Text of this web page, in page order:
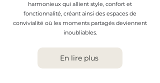
harmonieux qui allient style, confort et
fonctionnalité, créant ainsi des espaces de
convivialité où les moments partagés deviennent
inoubliables.
En lire plus